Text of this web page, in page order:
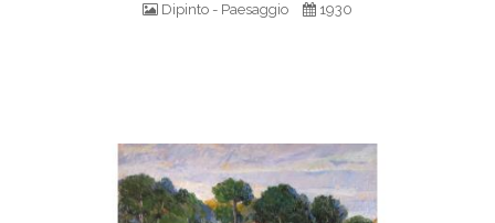
Dipinto - Paesaggio 1930